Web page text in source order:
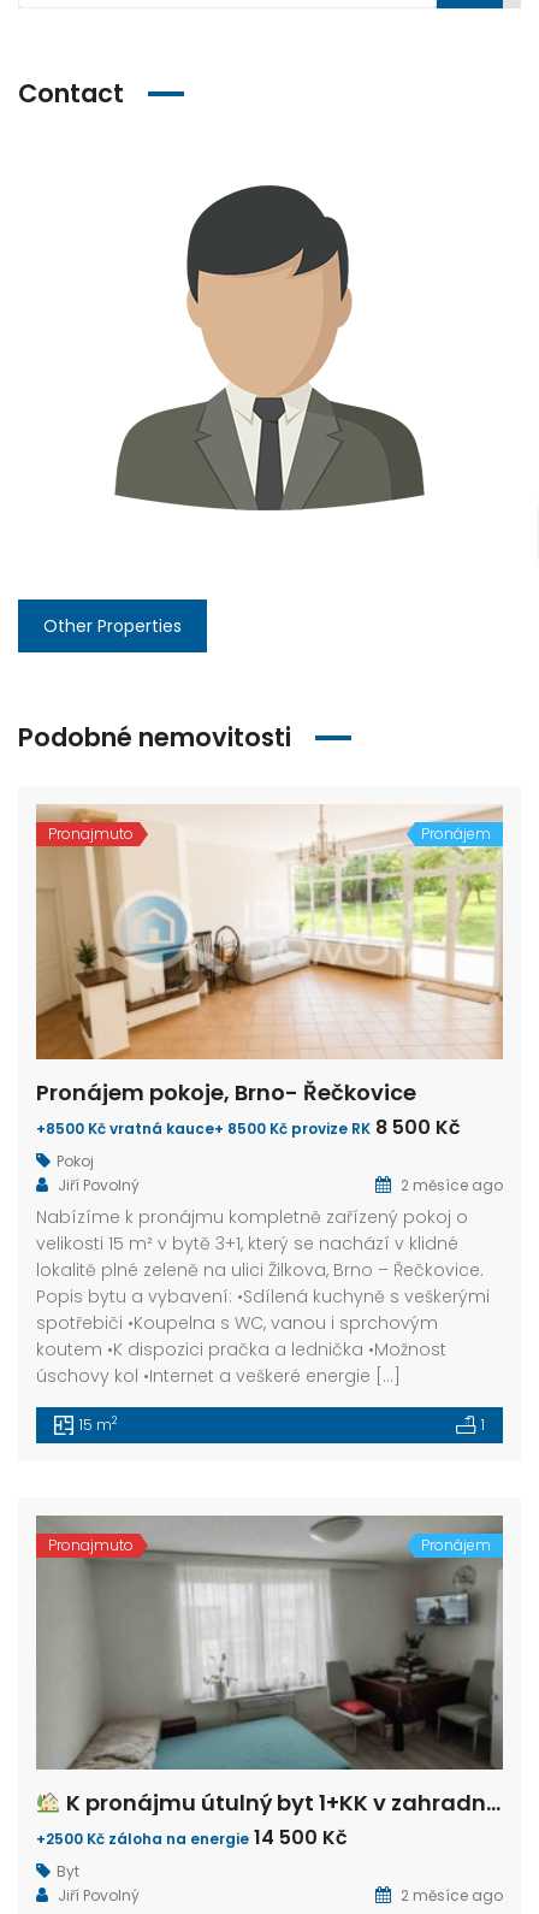
Contact
Other Properties
Podobné nemovitosti
Pronajmuto Pronájem
Pronájem pokoje, Brno- Řečkovice
+8500 Kč vratná kauce+ 8500 Kč provize RK 8 500 Kč
Pokoj
Jiří Povolný
2 měsíce ago
Nabízíme k pronájmu kompletně zařízený pokoj o
velikosti 15 m² v bytě 3+1, který se nachází v klidné
lokalitě plné zeleně na ulici Žilkova, Brno – Řečkovice.
Popis bytu a vybavení: •Sdílená kuchyně s veškerými
spotřebiči •Koupelna s WC, vanou i sprchovým
koutem •K dispozici pračka a lednička •Možnost
úschovy kol •Internet a veškeré energie […]
15 m2 1
Pronajmuto Pronájem
K pronájmu útulný byt 1+KK v zahradním domku – Brno, Ivanovice
+2500 Kč záloha na energie 14 500 Kč
Byt
Jiří Povolný
2 měsíce ago